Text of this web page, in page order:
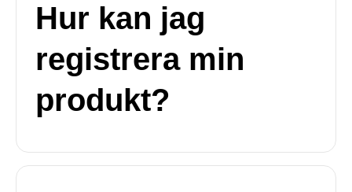
Hur kan jag
registrera min
produkt?